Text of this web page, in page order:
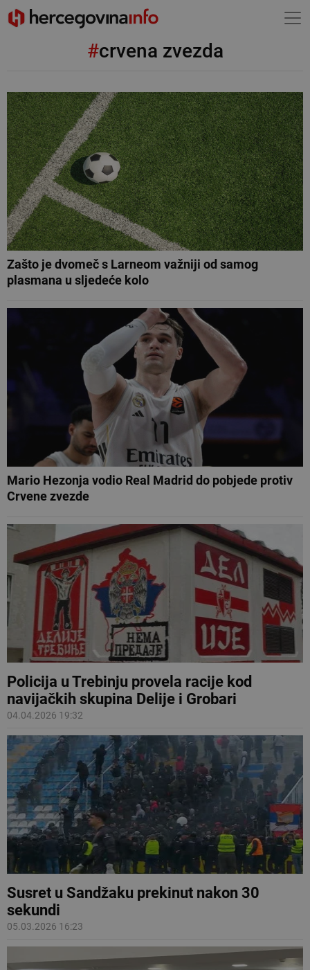
#crvena zvezda
Zašto je dvomeč s Larneom važniji od samog
plasmana u sljedeće kolo
Mario Hezonja vodio Real Madrid do pobjede protiv
Crvene zvezde
Policija u Trebinju provela racije kod
navijačkih skupina Delije i Grobari
04.04.2026 19:32
Susret u Sandžaku prekinut nakon 30
sekundi
05.03.2026 16:23